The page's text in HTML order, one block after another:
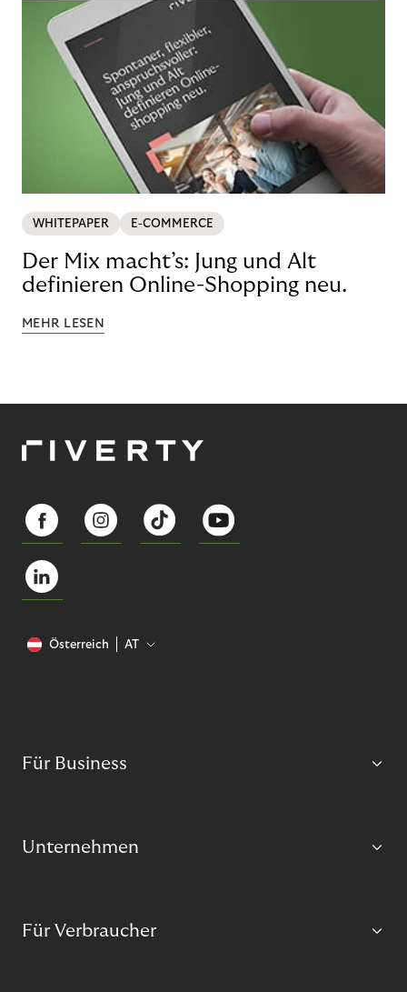
WHITEPAPER E-COMMERCE
Der Mix macht’s: Jung und Alt
definieren Online-Shopping neu.
MEHR LESEN
Österreich AT
Für Business
Unternehmen
Für Verbraucher